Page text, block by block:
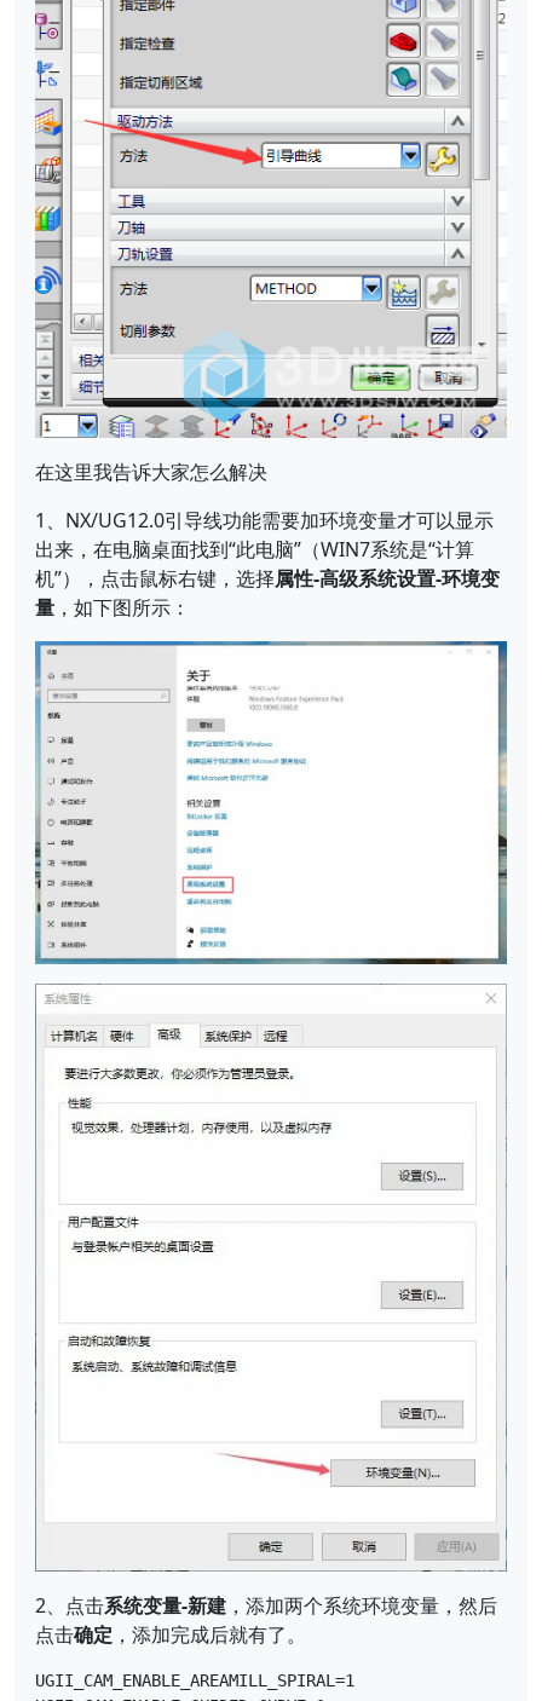
在这里我告诉大家怎么解决
1、NX/UG12.0引导线功能需要加环境变量才可以显示
出来，在电脑桌面找到“此电脑”（WIN7系统是“计算
机”），点击鼠标右键，选择属性-高级系统设置-环境变
量 ，如下图所示：
2、点击系统变量-新建 ，添加两个系统环境变量，然后
点击确定 ，添加完成后就有了。
UGII_CAM_ENABLE_AREAMILL_SPIRAL=1